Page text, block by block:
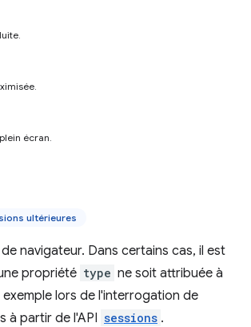
écran.
ultérieures
navigateur. Dans certains cas, il est
propriété type ne soit attribuée à
lors de l'interrogation de
à partir de l'API sessions .